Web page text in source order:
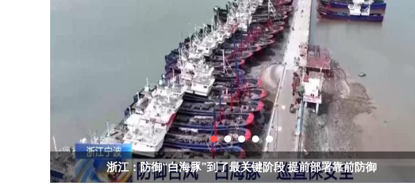
浙江：防御“白海豚”到了最关键阶段 提前部署靠前防御